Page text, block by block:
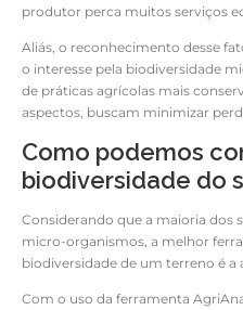
produtor perca muitos serviços
Aliás, o reconhecimento desse
o interesse pela biodiversidade
de práticas agrícolas mais
aspectos, buscam minimizar
Como podemos
biodiversidade do
Considerando que a maioria dos
micro-organismos, a melhor
biodiversidade de um terreno é a
Com o uso da ferramenta